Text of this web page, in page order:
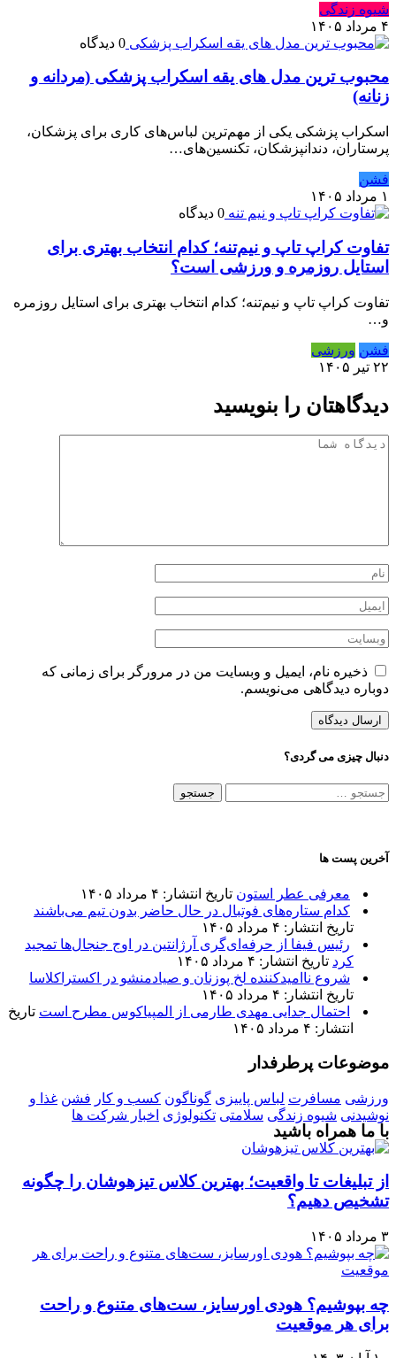
شیوه زندگی
۴ مرداد ۱۴۰۵
0 دیدگاه
محبوب ترین مدل های یقه اسکراب پزشکی (مردانه و
زنانه)
اسکراب پزشکی یکی از مهم‌ترین لباس‌های کاری برای پزشکان،
پرستاران، دندانپزشکان، تکنسین‌های…
فشن
۱ مرداد ۱۴۰۵
0 دیدگاه
تفاوت کراپ تاپ و نیم‌تنه؛ کدام انتخاب بهتری برای
استایل روزمره و ورزشی است؟
تفاوت کراپ تاپ و نیم‌تنه؛ کدام انتخاب بهتری برای استایل روزمره
و…
فشن ورزشی
۲۲ تیر ۱۴۰۵
دیدگاهتان را بنویسید
ذخیره نام، ایمیل و وبسایت من در مرورگر برای زمانی که
دوباره دیدگاهی می‌نویسم.
دنبال چیزی می گردی؟
جستجو
آخرین پست ها
معرفی عطر استون تاریخ انتشار: ۴ مرداد ۱۴۰۵
کدام ستاره‌های فوتبال در حال حاضر بدون تیم می‌باشند
تاریخ انتشار: ۴ مرداد ۱۴۰۵
رئیس فیفا از حرفه‌ای‌گری آرژانتین در اوج جنجال‌ها تمجید
کرد تاریخ انتشار: ۴ مرداد ۱۴۰۵
شروع ناامیدکننده لخ پوزنان و صیادمنشو در اکستراکلاسا
تاریخ انتشار: ۴ مرداد ۱۴۰۵
احتمال جدایی مهدی طارمی از المپیاکوس مطرح است تاریخ
انتشار: ۴ مرداد ۱۴۰۵
موضوعات پرطرفدار
ورزشی مسافرت لباس پاییزی گوناگون کسب و کار فشن غذا و
نوشیدنی شیوه زندگی سلامتی تکنولوژی اخبار شرکت ها
با ما همراه باشید
از تبلیغات تا واقعیت؛ بهترین کلاس تیزهوشان را چگونه
تشخیص دهیم؟
۳ مرداد ۱۴۰۵
چه بپوشیم؟ هودی اورسایز، ست‌های متنوع و راحت
برای هر موقعیت